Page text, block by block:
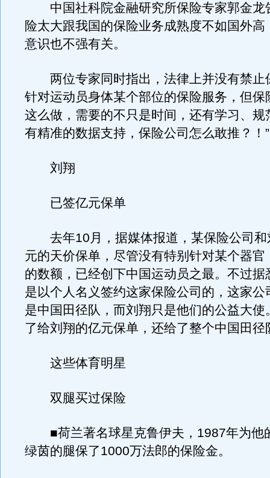
中国社科院金融研究所保险专家郭金龙
险太大跟我国的保险业务成熟度不如国外高
意识也不强有关。
两位专家同时指出，法律上并没有禁止
针对运动员身体某个部位的保险服务，但保
这么做，需要的不只是时间，还有学习、规
有精准的数据支持，保险公司怎么敢推？！”
刘翔
已签亿元保单
去年10月，据媒体报道，某保险公司和
元的天价保单，尽管没有特别针对某个器官
的数额，已经创下中国运动员之最。不过据
是以个人名义签约这家保险公司的，这家公
是中国田径队，而刘翔只是他们的公益大使
了给刘翔的亿元保单，还给了整个中国田径
这些体育明星
双腿买过保险
■荷兰著名球星克鲁伊夫，1987年为他
绿茵的腿保了1000万法郎的保险金。